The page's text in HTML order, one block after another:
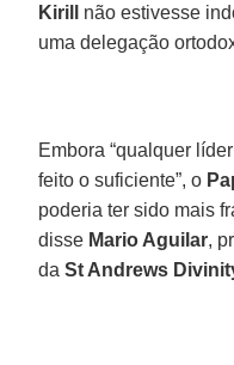
Kirill
não estivesse
uma delegação
Embora “qualquer
feito o suficiente”, o
poderia ter sido mais
disse Mario Aguilar,
daSt Andrews